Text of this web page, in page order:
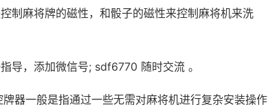
制麻将牌的磁性，和骰子的磁性来控制麻将机来洗
导，添加微信号; sdf6770 随时交流 。
器一般是指通过一些无需对麻将机进行复杂安装操作